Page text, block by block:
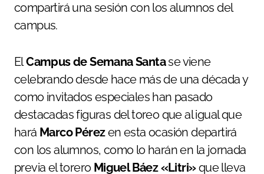
compartirá una sesión con los alumnos del
campus.
ElCampus de Semana Santase viene
celebrando desde hace más de una década y
como invitados especiales han pasado
destacadas figuras del toreo que al igual que
hará Marco Pérezen esta ocasión departirá
con los alumnos, como lo harán en la jornada
previa el torero Miguel Báez «Litri»que lleva